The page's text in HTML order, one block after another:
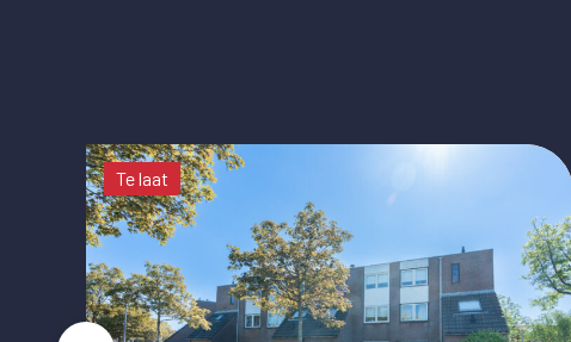
Te laat